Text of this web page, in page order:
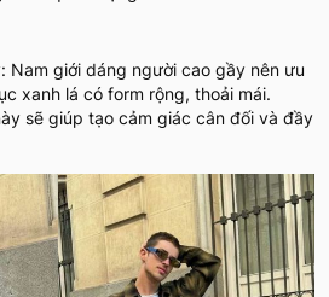
Nam giới dáng người cao gầy nên ưu
xanh lá có form rộng, thoải mái.
sẽ giúp tạo cảm giác cân đối và đầy